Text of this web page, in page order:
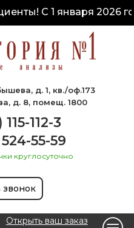
С 1 января 2026
д. 1, кв./оф.173
д. 8, помещ. 1800
112-3
55-59
круглосуточно
звонок
Открыть ваш заказ